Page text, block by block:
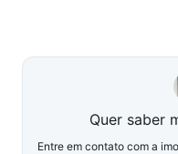
Quer saber
Entre em contato com a